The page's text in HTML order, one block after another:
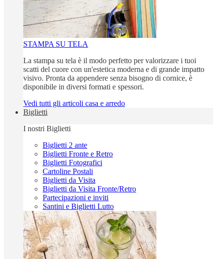
STAMPA SU TELA
La stampa su tela è il modo perfetto per valorizzare i tuoi
scatti del cuore con un'estetica moderna e di grande impatto
visivo. Pronta da appendere senza bisogno di cornice, è
disponibile in diversi formati e spessori.
Vedi tutti gli articoli casa e arredo
Biglietti
I nostri Biglietti
Biglietti 2 ante
Biglietti Fronte e Retro
Biglietti Fotografici
Cartoline Postali
Biglietti da Visita
Biglietti da Visita Fronte/Retro
Partecipazioni e inviti
Santini e Biglietti Lutto